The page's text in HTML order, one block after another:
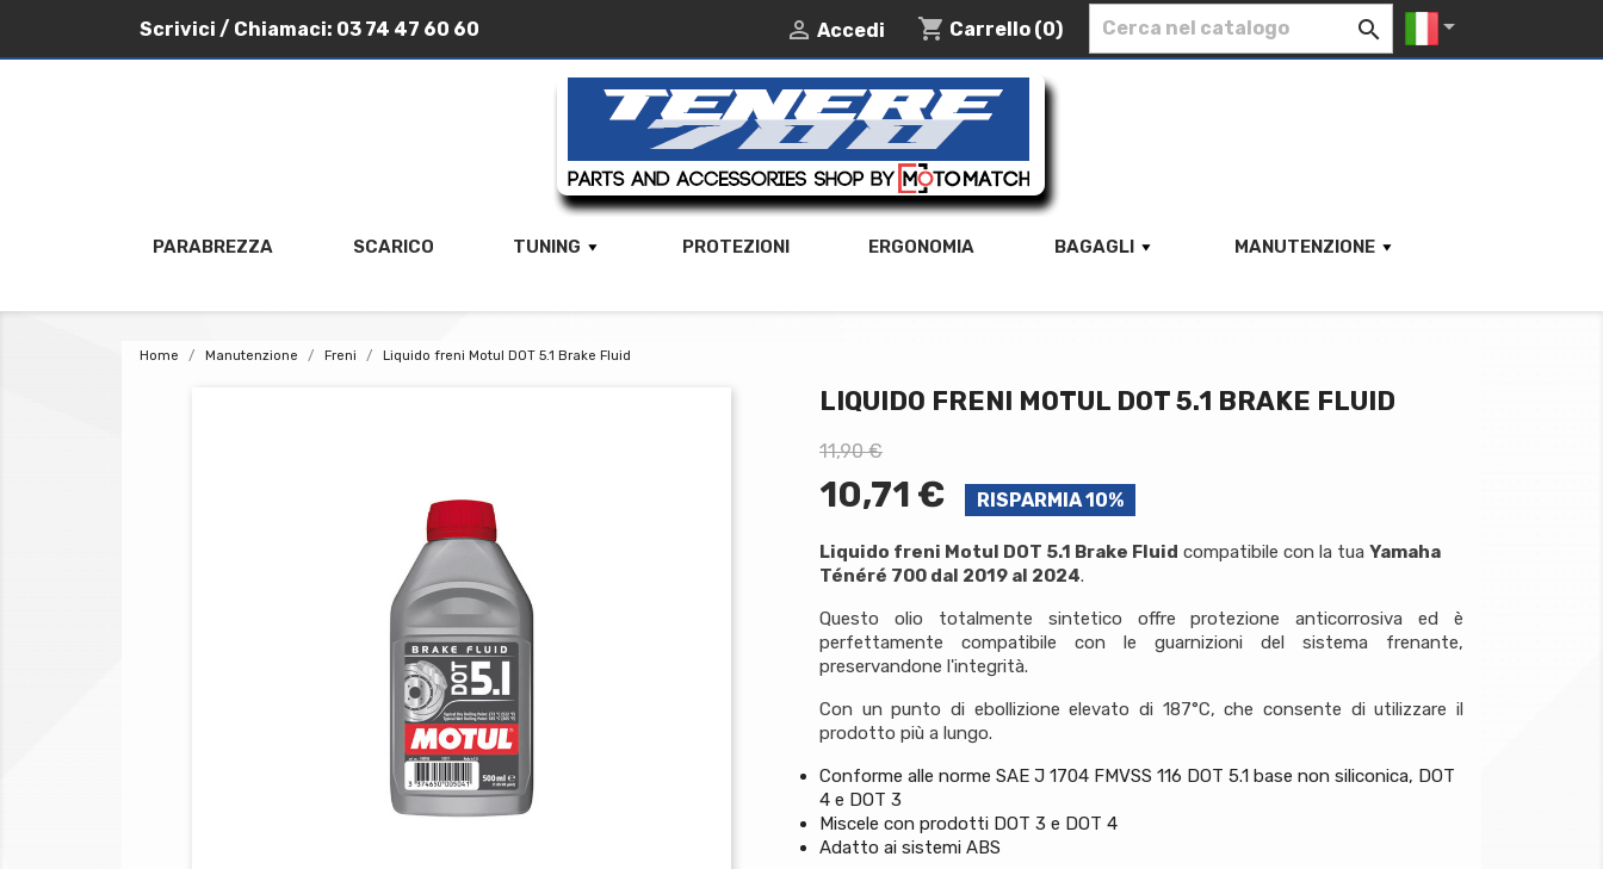
Scrivici / Chiamaci: 03 74 47 60 60  Accedi shopping_cart Carrello (0)  
PARABREZZA SCARICO TUNING PROTEZIONI ERGONOMIA BAGAGLI MANUTENZIONE
Home Manutenzione Freni Liquido freni Motul DOT 5.1 Brake Fluid
LIQUIDO FRENI MOTUL DOT 5.1 BRAKE FLUID
11,90 €
10,71 € RISPARMIA 10%
Liquido freni Motul DOT 5.1 Brake Fluid compatibile con la tua Yamaha
Ténéré 700 dal 2019 al 2024.
Questo olio totalmente sintetico offre protezione anticorrosiva ed è
perfettamente compatibile con le guarnizioni del sistema frenante,
preservandone l'integrità.
Con un punto di ebollizione elevato di 187°C, che consente di utilizzare il
prodotto più a lungo.
Conforme alle norme SAE J 1704 FMVSS 116 DOT 5.1 base non siliconica, DOT
4 e DOT 3
Miscele con prodotti DOT 3 e DOT 4
Adatto ai sistemi ABS